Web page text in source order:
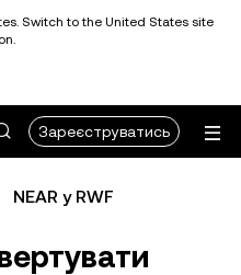
Switch to the United States site
Зареєструватись
NEAR у RWF